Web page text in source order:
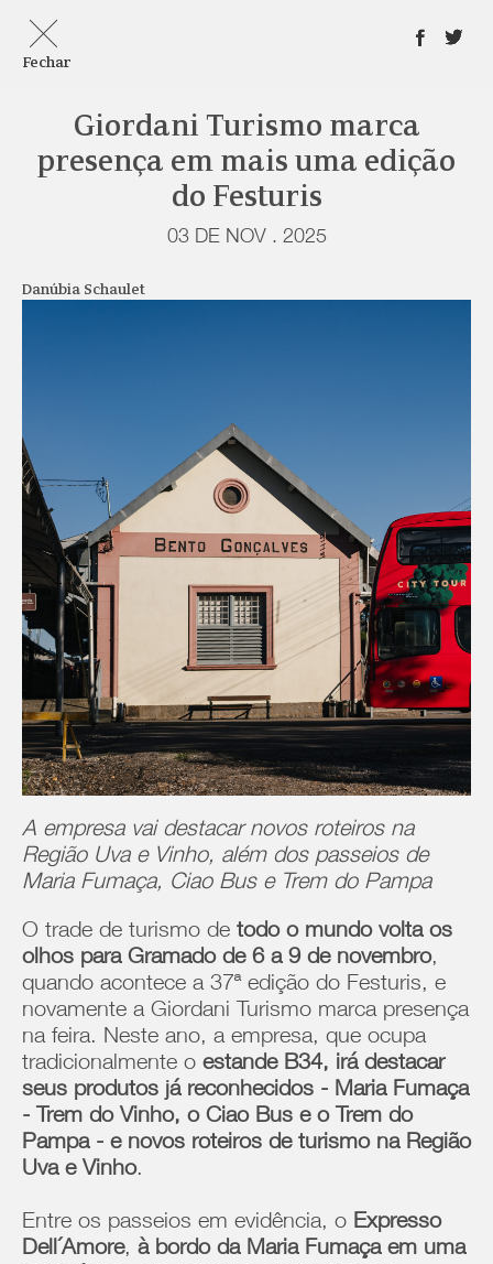
Fechar
Giordani Turismo marca
presença em mais uma edição
do Festuris
03 DE NOV . 2025
Danúbia Schaulet
A empresa vai destacar novos roteiros na
Região Uva e Vinho, além dos passeios de
Maria Fumaça, Ciao Bus e Trem do Pampa
O trade de turismo de todo o mundo volta os
olhos para Gramado de 6 a 9 de novembro,
quando acontece a 37ª edição do Festuris, e
novamente a Giordani Turismo marca presença
na feira. Neste ano, a empresa, que ocupa
tradicionalmente o estande B34, irá destacar
seus produtos já reconhecidos - Maria Fumaça
- Trem do Vinho, o Ciao Bus e o Trem do
Pampa - e novos roteiros de turismo na Região
Uva e Vinho.
Entre os passeios em evidência, o Expresso
Dell´Amore, à bordo da Maria Fumaça em uma